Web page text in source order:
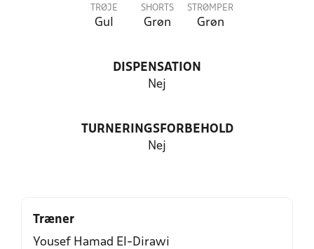
TRØJE
Gul
SHORTS
Grøn
STRØMPER
Grøn
DISPENSATION
Nej
TURNERINGSFORBEHOLD
Nej
Træner
Yousef Hamad El-Dirawi